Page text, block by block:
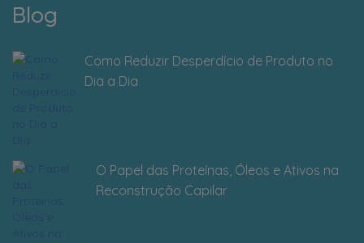
Blog
Como Reduzir Desperdício de Produto no
Dia a Dia
O Papel das Proteínas, Óleos e Ativos na
Reconstrução Capilar